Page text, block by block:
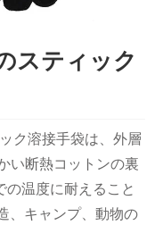
スティック
ク溶接手袋は、外層
い断熱コットンの裏
温度に耐えること
、キャンプ、動物の